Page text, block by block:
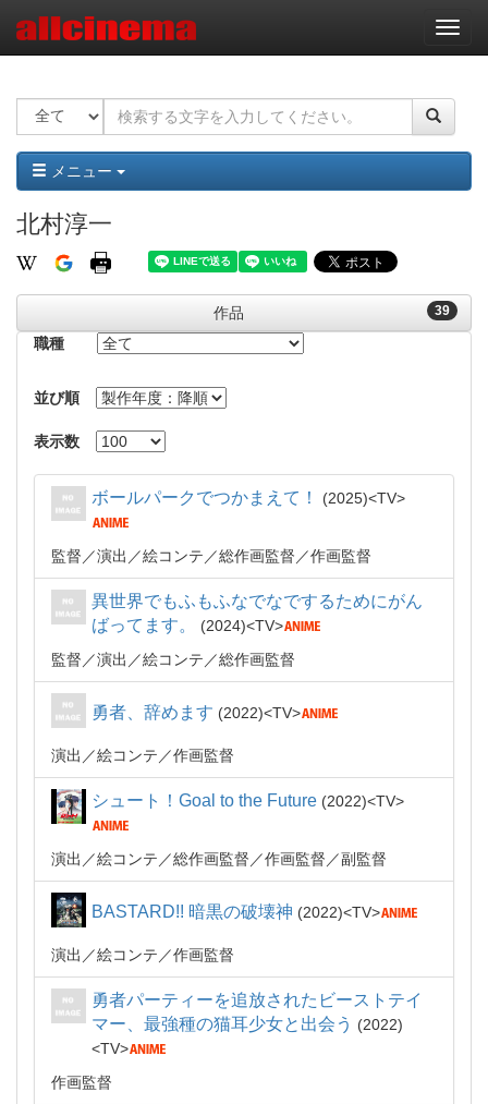
ナ
ビ
ー
ョ
ン
メニュー
北村淳一
39
作品
職種
並び順
表示数
ボールパークでつかまえて！ 2025 TV
監督 演出 絵コンテ 総作画監督 作画監督
異世界でもふもふなでなでするためにがん
ばってます。
2024
TV
監督
演出 絵コンテ 総作画監督
勇者、辞めます 2022 TV
演出 絵コンテ 作画監督
シュート！Goal to the Future 2022 TV
演出 絵コンテ 総作画監督 作画監督 副監督
BASTARD!! 暗黒の破壊神 2022 TV
演出 絵コンテ 作画監督
勇者パーティーを追放されたビーストテイ
マー、最強種の猫耳少女と出会う
2022
TV
作画監督